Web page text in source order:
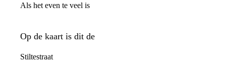
Als het even te veel is
Op de kaart is dit de
Stiltestraat